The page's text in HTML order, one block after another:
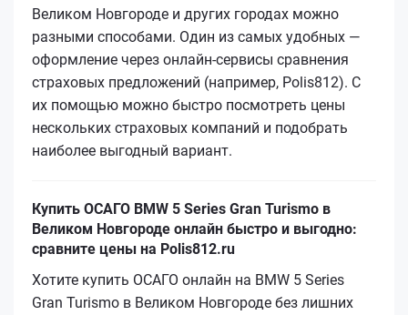
Великом Новгороде и других городах можно
разными способами. Один из самых удобных —
оформление через онлайн-сервисы сравнения
страховых предложений (например, Polis812). С
их помощью можно быстро посмотреть цены
нескольких страховых компаний и подобрать
наиболее выгодный вариант.
Купить ОСАГО BMW 5 Series Gran Turismo в
Великом Новгороде онлайн быстро и выгодно:
сравните цены на Polis812.ru
Хотите купить ОСАГО онлайн на BMW 5 Series
Gran Turismo в Великом Новгороде без лишних